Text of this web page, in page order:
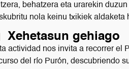
behatzera eta urarekin
nola keinu txikiek aldaketa
Xehetasun gehiago
actividad nos invita a recorrer el
del río Purón, descubriendo